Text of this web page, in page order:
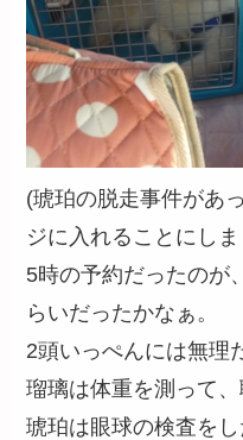
(琥珀の脱走事件があ
ジに入れることにし
5時の予約だったのが
らいだったかなぁ。
2頭いっぺんには無理
瑠璃は体重を測って、
琥珀は眼球の検査を